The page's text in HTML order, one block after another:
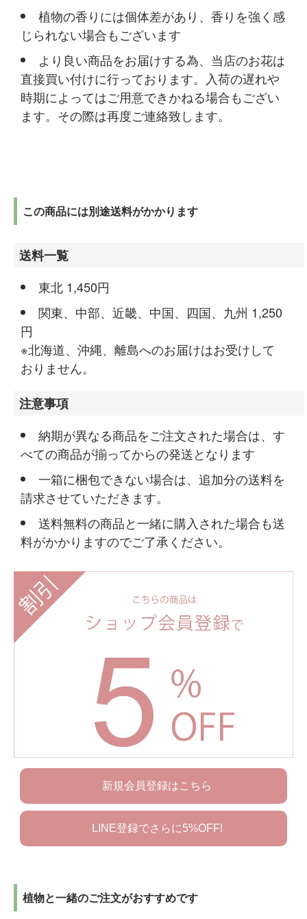
植物の香りには個体差があり、香りを強く感
じられない場合もございます
より良い商品をお届けする為、当店のお花は
直接買い付けに行っております。入荷の遅れや
時期によってはご用意できかねる場合もござい
ます。その際は再度ご連絡致します。
この商品には別途送料がかかります
送料一覧
東北 1,450円
関東、中部、近畿、中国、四国、九州 1,250
円
※北海道、沖縄、離島へのお届けはお受けして
おりません。
注意事項
納期が異なる商品をご注文された場合は、す
べての商品が揃ってからの発送となります
一箱に梱包できない場合は、追加分の送料を
請求させていただきます。
送料無料の商品と一緒に購入された場合も送
料がかかりますのでご了承ください。
新規会員登録はこちら
LINE登録でさらに5%OFF!
植物と一緒のご注文がおすすめです